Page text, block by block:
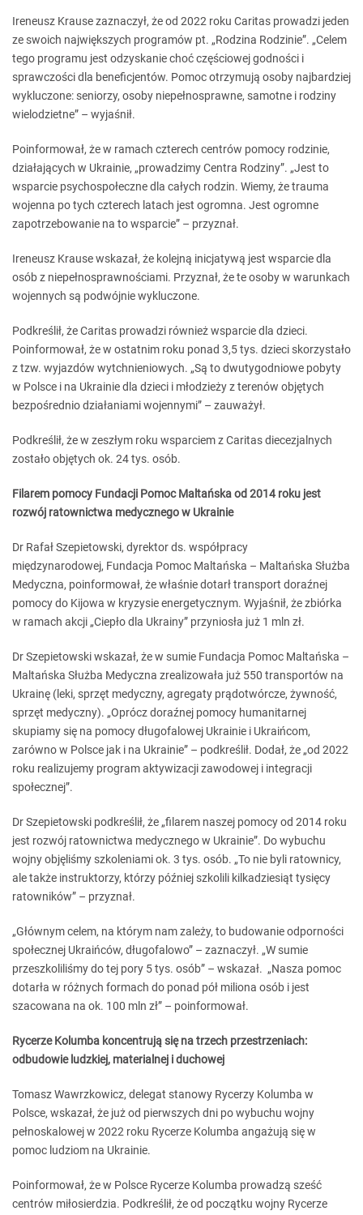
Ireneusz Krause zaznaczył, że od 2022 roku Caritas prowadzi jeden
ze swoich największych programów pt. „Rodzina Rodzinie”. „Celem
tego programu jest odzyskanie choć częściowej godności i
sprawczości dla beneficjentów. Pomoc otrzymują osoby najbardziej
wykluczone: seniorzy, osoby niepełnosprawne, samotne i rodziny
wielodzietne” – wyjaśnił.
Poinformował, że w ramach czterech centrów pomocy rodzinie,
działających w Ukrainie, „prowadzimy Centra Rodziny”. „Jest to
wsparcie psychospołeczne dla całych rodzin. Wiemy, że trauma
wojenna po tych czterech latach jest ogromna. Jest ogromne
zapotrzebowanie na to wsparcie” – przyznał.
Ireneusz Krause wskazał, że kolejną inicjatywą jest wsparcie dla
osób z niepełnosprawnościami. Przyznał, że te osoby w warunkach
wojennych są podwójnie wykluczone.
Podkreślił, że Caritas prowadzi również wsparcie dla dzieci.
Poinformował, że w ostatnim roku ponad 3,5 tys. dzieci skorzystało
z tzw. wyjazdów wytchnieniowych. „Są to dwutygodniowe pobyty
w Polsce i na Ukrainie dla dzieci i młodzieży z terenów objętych
bezpośrednio działaniami wojennymi” – zauważył.
Podkreślił, że w zeszłym roku wsparciem z Caritas diecezjalnych
zostało objętych ok. 24 tys. osób.
Filarem pomocy Fundacji Pomoc Maltańska od 2014 roku jest
rozwój ratownictwa medycznego w Ukrainie
Dr Rafał Szepietowski, dyrektor ds. współpracy
międzynarodowej, Fundacja Pomoc Maltańska – Maltańska Służba
Medyczna, poinformował, że właśnie dotarł transport doraźnej
pomocy do Kijowa w kryzysie energetycznym. Wyjaśnił, że zbiórka
w ramach akcji „Ciepło dla Ukrainy” przyniosła już 1 mln zł.
Dr Szepietowski wskazał, że w sumie Fundacja Pomoc Maltańska –
Maltańska Służba Medyczna zrealizowała już 550 transportów na
Ukrainę (leki, sprzęt medyczny, agregaty prądotwórcze, żywność,
sprzęt medyczny). „Oprócz doraźnej pomocy humanitarnej
skupiamy się na pomocy długofalowej Ukrainie i Ukraińcom,
zarówno w Polsce jak i na Ukrainie” – podkreślił. Dodał, że „od 2022
roku realizujemy program aktywizacji zawodowej i integracji
społecznej”.
Dr Szepietowski podkreślił, że „filarem naszej pomocy od 2014 roku
jest rozwój ratownictwa medycznego w Ukrainie”. Do wybuchu
wojny objęliśmy szkoleniami ok. 3 tys. osób. „To nie byli ratownicy,
ale także instruktorzy, którzy później szkolili kilkadziesiąt tysięcy
ratowników” – przyznał.
„Głównym celem, na którym nam zależy, to budowanie odporności
społecznej Ukraińców, długofalowo” – zaznaczył. „W sumie
przeszkoliliśmy do tej pory 5 tys. osób” – wskazał. „Nasza pomoc
dotarła w różnych formach do ponad pół miliona osób i jest
szacowana na ok. 100 mln zł” – poinformował.
Rycerze Kolumba koncentrują się na trzech przestrzeniach:
odbudowie ludzkiej, materialnej i duchowej
Tomasz Wawrzkowicz, delegat stanowy Rycerzy Kolumba w
Polsce, wskazał, że już od pierwszych dni po wybuchu wojny
pełnoskalowej w 2022 roku Rycerze Kolumba angażują się w
pomoc ludziom na Ukrainie.
Poinformował, że w Polsce Rycerze Kolumba prowadzą sześć
centrów miłosierdzia. Podkreślił, że od początku wojny Rycerze